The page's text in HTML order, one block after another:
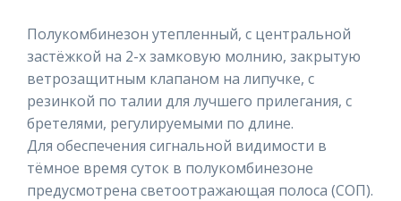
Полукомбинезон утепленный, с центральной
застёжкой на 2-х замковую молнию, закрытую
ветрозащитным клапаном на липучке, с
резинкой по талии для лучшего прилегания, с
бретелями, регулируемыми по длине.
Для обеспечения сигнальной видимости в
тёмное время суток в полукомбинезоне
предусмотрена светоотражающая полоса (СОП).